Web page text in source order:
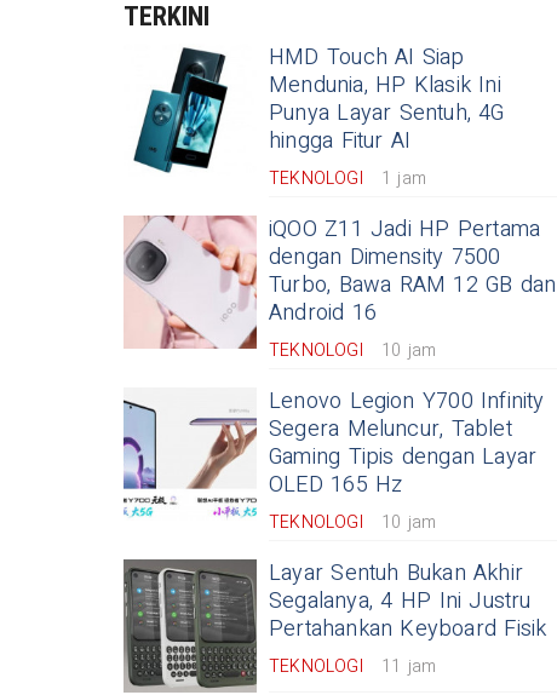
TERKINI
HMD Touch AI Siap
Mendunia, HP Klasik Ini
Punya Layar Sentuh, 4G
hingga Fitur AI
TEKNOLOGI 1 jam
iQOO Z11 Jadi HP Pertama
dengan Dimensity 7500
Turbo, Bawa RAM 12 GB dan
Android 16
TEKNOLOGI 10 jam
Lenovo Legion Y700 Infinity
Segera Meluncur, Tablet
Gaming Tipis dengan Layar
OLED 165 Hz
TEKNOLOGI 10 jam
Layar Sentuh Bukan Akhir
Segalanya, 4 HP Ini Justru
Pertahankan Keyboard Fisik
TEKNOLOGI 11 jam